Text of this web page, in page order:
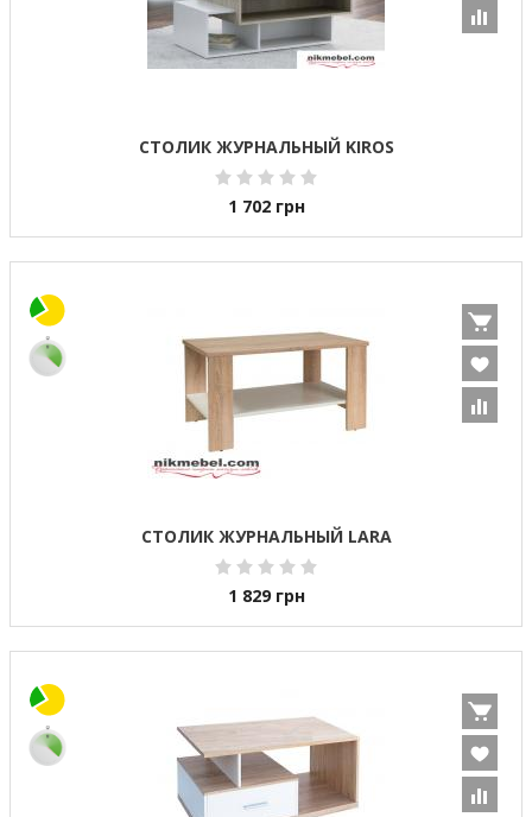
СТОЛИК ЖУРНАЛЬНЫЙ KIROS
1 702 грн
СТОЛИК ЖУРНАЛЬНЫЙ LARA
1 829 грн